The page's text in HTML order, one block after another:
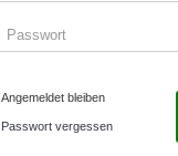
Angemeldet bleiben
Passwort vergessen